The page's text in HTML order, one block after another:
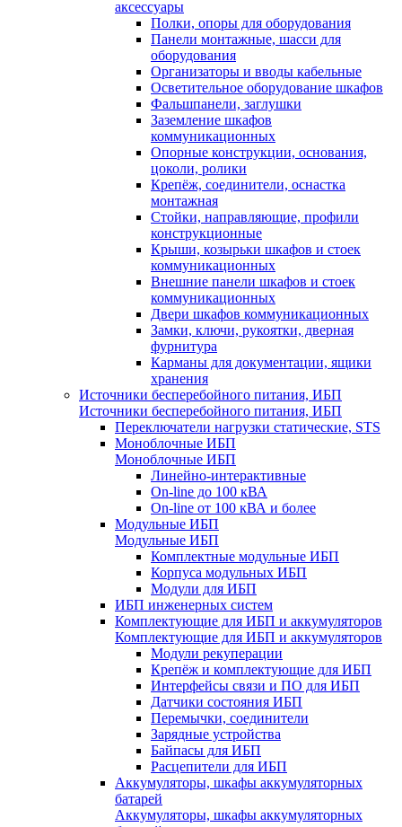
аксессуары
Полки, опоры для оборудования
Панели монтажные, шасси для
оборудования
Организаторы и вводы кабельные
Осветительное оборудование шкафов
Фальшпанели, заглушки
Заземление шкафов
коммуникационных
Опорные конструкции, основания,
цоколи, ролики
Крепёж, соединители, оснастка
монтажная
Стойки, направляющие, профили
конструкционные
Крыши, козырьки шкафов и стоек
коммуникационных
Внешние панели шкафов и стоек
коммуникационных
Двери шкафов коммуникационных
Замки, ключи, рукоятки, дверная
фурнитура
Карманы для документации, ящики
хранения
Источники бесперебойного питания, ИБП
Источники бесперебойного питания, ИБП
Переключатели нагрузки статические, STS
Моноблочные ИБП
Моноблочные ИБП
Линейно-интерактивные
On-line до 100 кВА
On-line от 100 кВА и более
Модульные ИБП
Модульные ИБП
Комплектные модульные ИБП
Корпуса модульных ИБП
Модули для ИБП
ИБП инженерных систем
Комплектующие для ИБП и аккумуляторов
Комплектующие для ИБП и аккумуляторов
Модули рекуперации
Крепёж и комплектующие для ИБП
Интерфейсы связи и ПО для ИБП
Датчики состояния ИБП
Перемычки, соединители
Зарядные устройства
Байпасы для ИБП
Расцепители для ИБП
Аккумуляторы, шкафы аккумуляторных
батарей
Аккумуляторы, шкафы аккумуляторных